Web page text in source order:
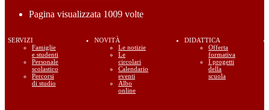
Pagina visualizzata 1009 volte
SERVIZI
Famiglie
e studenti
Personale
scolastico
Percorsi
di studio
NOVITÀ
Le notizie
Le
circolari
Calendario
eventi
Albo
online
DIDATTICA
Offerta
formativa
I progetti
della
scuola